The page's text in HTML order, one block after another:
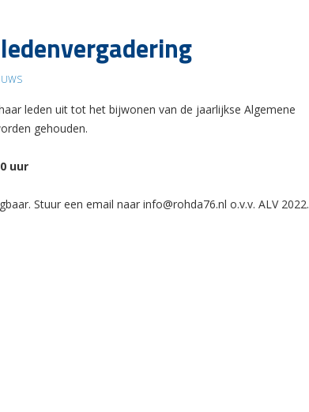
leden uit tot het bijwonen van de jaarlijkse Algemene
gehouden.
uur
Stuur een email naar info@rohda76.nl o.v.v. ALV 2022.